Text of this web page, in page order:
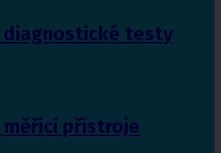
diagnostické testy
přístroje